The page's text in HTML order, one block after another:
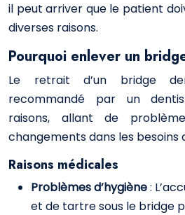
il peut arriver que le patient
diverses raisons.
Pourquoi enlever un
Le retrait d’un bridge
recommandé par un
raisons, allant de
changements dans les besoins
Raisons médicales
Problèmes d’hygiène:
et de tartre sous le bridge